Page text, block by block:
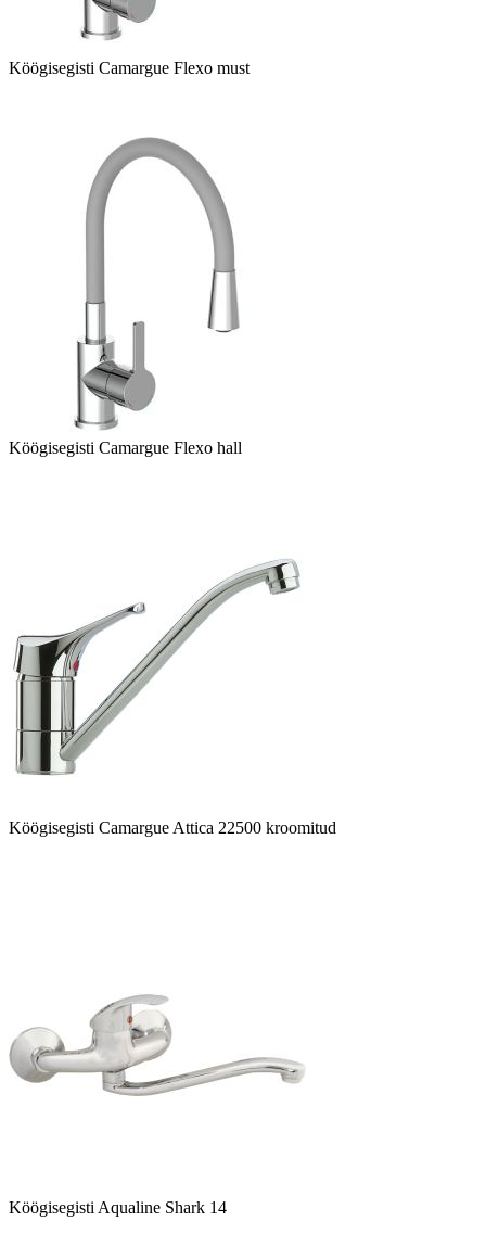
Köögisegisti Camargue Flexo must
Köögisegisti Camargue Flexo hall
Köögisegisti Camargue Attica 22500 kroomitud
Köögisegisti Aqualine Shark 14